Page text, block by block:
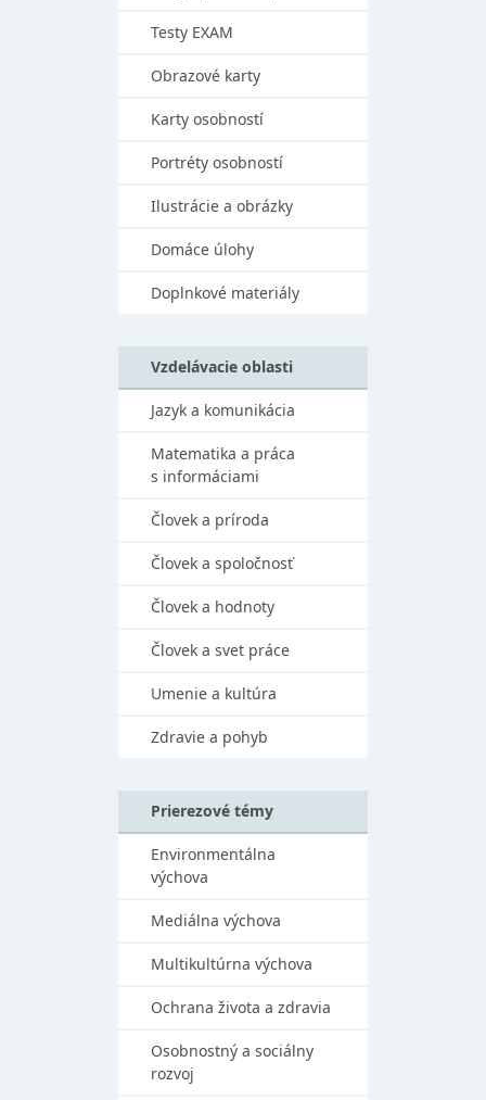
Testy EXAM
Obrazové karty
Karty osobností
Portréty osobností
Ilustrácie a obrázky
Domáce úlohy
Doplnkové materiály
Vzdelávacie oblasti
Jazyk a komunikácia
Matematika a práca
s informáciami
Človek a príroda
Človek a spoločnosť
Človek a hodnoty
Človek a svet práce
Umenie a kultúra
Zdravie a pohyb
Prierezové témy
Environmentálna
výchova
Mediálna výchova
Multikultúrna výchova
Ochrana života a zdravia
Osobnostný a sociálny
rozvoj